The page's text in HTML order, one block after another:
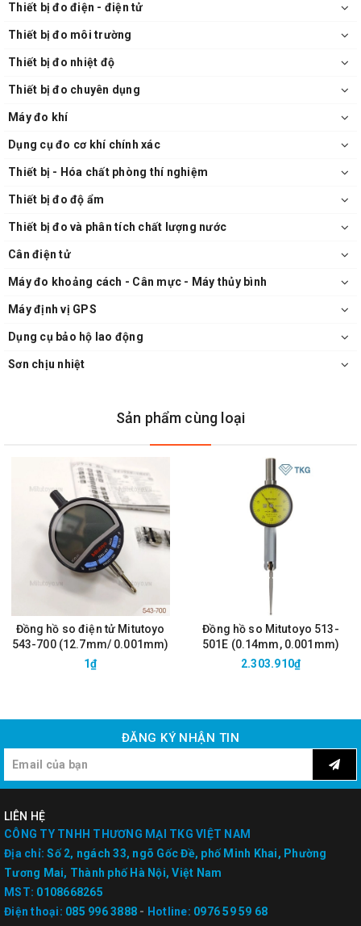
Thiết bị đo điện - điện tử
Thiết bị đo môi trường
Thiết bị đo nhiệt độ
Thiết bị đo chuyên dụng
Máy đo khí
Dụng cụ đo cơ khí chính xác
Thiết bị - Hóa chất phòng thí nghiệm
Thiết bị đo độ ẩm
Thiết bị đo và phân tích chất lượng nước
Cân điện tử
Máy đo khoảng cách - Cân mực - Máy thủy bình
Máy định vị GPS
Dụng cụ bảo hộ lao động
Sơn chịu nhiệt
Sản phẩm cùng loại
Đồng hồ so điện tử Mitutoyo
543-700 (12.7mm/ 0.001mm)
1₫
Đồng hồ so Mitutoyo 513-
501E (0.14mm, 0.001mm)
2.303.910₫
ĐĂNG KÝ NHẬN TIN
LIÊN HỆ
CÔNG TY TNHH THƯƠNG MẠI TKG VIỆT NAM
Địa chỉ: Số 2, ngách 33, ngõ Gốc Đề, phố Minh Khai, Phường
Tương Mai, Thành phố Hà Nội, Việt Nam
MST: 0108668265
Điện thoại: 085 996 3888 - Hotline: 0976 59 59 68